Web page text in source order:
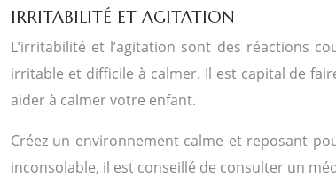
IRRITABILITÉ ET AGITATION
L’irritabilité et l’agitation sont des réactions
irritable et difficile à calmer. Il est capital de
aider à calmer votre enfant.
Créez un environnement calme et reposant
inconsolable, il est conseillé de consulter un